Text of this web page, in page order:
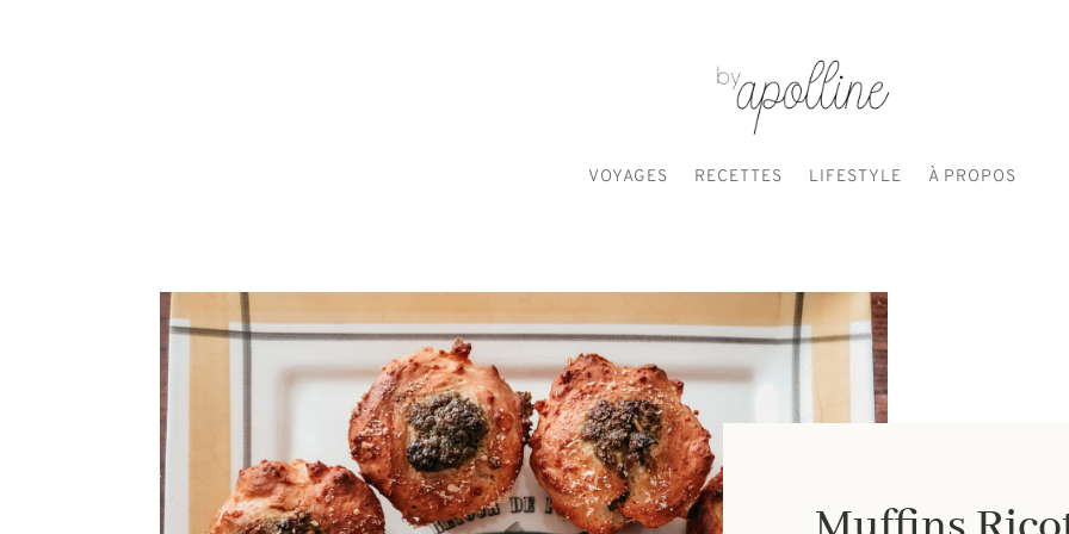
VOYAGES RECETTES LIFESTYLE À PROPOS